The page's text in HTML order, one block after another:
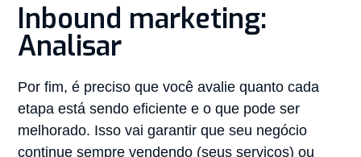
Inbound marketing:
Analisar
Por fim, é preciso que você avalie quanto cada
etapa está sendo eficiente e o que pode ser
melhorado. Isso vai garantir que seu negócio
continue sempre vendendo (seus serviços) ou